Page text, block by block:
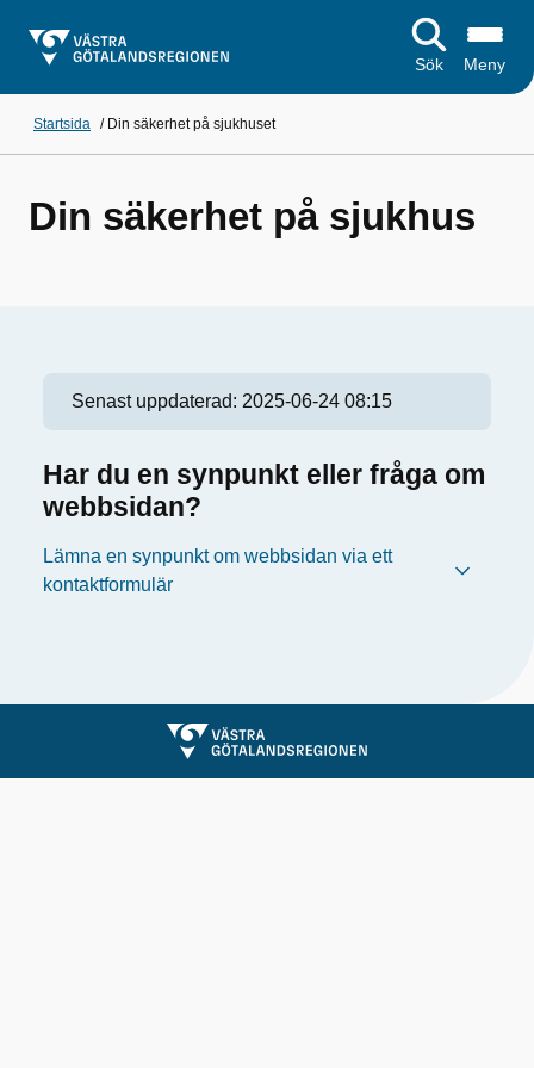
Sök Meny
Startsida / Din säkerhet på sjukhuset
Din säkerhet på sjukhus
Senast uppdaterad: 2025-06-24 08:15
Har du en synpunkt eller fråga om
webbsidan?
Lämna en synpunkt om webbsidan via ett
kontaktformulär